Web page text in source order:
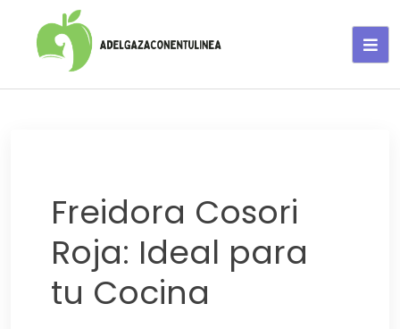
Freidora Cosori
Roja: Ideal para
tu Cocina